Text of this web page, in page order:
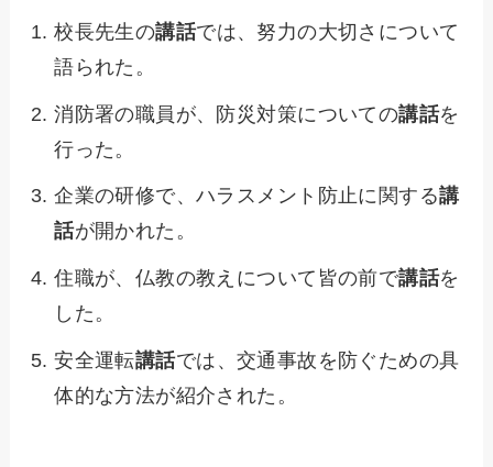
校長先生の講話では、努力の大切さについて
語られた。
消防署の職員が、防災対策についての講話を
行った。
企業の研修で、ハラスメント防止に関する講
話が開かれた。
住職が、仏教の教えについて皆の前で講話を
した。
安全運転講話では、交通事故を防ぐための具
体的な方法が紹介された。